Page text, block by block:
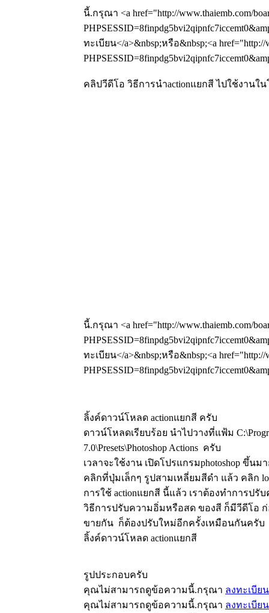
นี้.กรุณา <a href="http://www.thaiemb.com/
ทะเบียน</a>&nbsp;หรือ&nbsp;<a href="http://
คลิปวีดีโอ วิธีการนำactionแยกสี ไปใช้งานใ
นี้.กรุณา <a href="http://www.thaiemb.com/
ทะเบียน</a>&nbsp;หรือ&nbsp;<a href="http://
ลิ้งค์ดาวน์โหลด actionแยกสี ครับ
ดาวน์โหลดเรียบร้อย นำไปวางที่แฟ้ม
7.0\Presets\Photoshop Actions ครับ
เวลาจะใช้งาน เปิดโปรแกรมphotoshop ขึ้น
คลิกที่ปุ่มเล็กๆ รูปสามเหลี่ยมสีดำ แล้ว คลิก
การใช้ actionแยกสี นี้แล้ว เราต้องทำการป
วิธีการปรับความอิ่มหรือสด ของสี ก็มีวีดีโอ
ขายกัน ก็ต้องปรับใหม่อีกครั้งเหมือนกันครับ
ลิ้งค์ดาวน์โหลด actionแยกสี
รูปประกอบครับ
คุณไม่สามารถดูข้อความนี้.กรุณา ลงทะเบียน
คุณไม่สามารถดูข้อความนี้.กรุณา ลงทะเบียน